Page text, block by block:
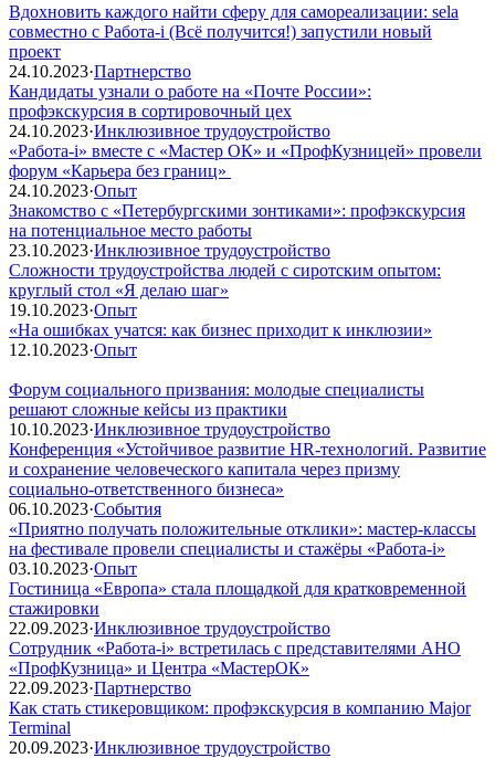
Вдохновить каждого найти сферу для самореализации: sela
совместно с Работа-i (Всё получится!) запустили новый
проект
24.10.2023·Партнерство
Кандидаты узнали о работе на «Почте России»:
профэкскурсия в сортировочный цех
24.10.2023·Инклюзивное трудоустройство
«Работа-i» вместе с «Мастер ОК» и «ПрофКузницей» провели
форум «Карьера без границ»
24.10.2023·Опыт
Знакомство с «Петербургскими зонтиками»: профэкскурсия
на потенциальное место работы
23.10.2023·Инклюзивное трудоустройство
Сложности трудоустройства людей с сиротским опытом:
круглый стол «Я делаю шаг»
19.10.2023·Опыт
«На ошибках учатся: как бизнес приходит к инклюзии»
12.10.2023·Опыт
Форум социального призвания: молодые специалисты
решают сложные кейсы из практики
10.10.2023·Инклюзивное трудоустройство
Конференция «Устойчивое развитие HR-технологий. Развитие
и сохранение человеческого капитала через призму
социально-ответственного бизнеса»
06.10.2023·События
«Приятно получать положительные отклики»: мастер-классы
на фестивале провели специалисты и стажёры «Работа-i»
03.10.2023·Опыт
Гостиница «Европа» стала площадкой для кратковременной
стажировки
22.09.2023·Инклюзивное трудоустройство
Сотрудник «Работа-i» встретилась с представителями АНО
«ПрофКузница» и Центра «МастерОК»
22.09.2023·Партнерство
Как стать стикеровщиком: профэкскурсия в компанию Major
Terminal
20.09.2023·Инклюзивное трудоустройство